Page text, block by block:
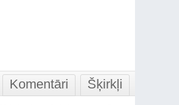
Komentāri Šķirkļi